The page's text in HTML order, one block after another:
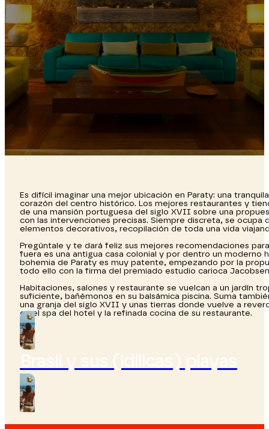
Es difícil imaginar una mejor ubicación en Paraty: una
corazón del centro histórico. Los mejores restaurantes y
de una mansión portuguesa del siglo XVII sobre una
con las intervenciones precisas. Siempre discreta, se
elementos decorativos, recopilación de toda una vida
Pregúntale y te dará feliz sus mejores recomendaciones
fuera es una antigua casa colonial y por dentro un
bohemia de Paraty es muy patente, empezando por la
todo ello con la firma del premiado estudio carioca
Habitaciones, salones y restaurante se vuelcan a un jardín
suficiente, bañémonos en su balsámica piscina. Suma
una granja del siglo XVII y unas tierras donde vuelve a
en el spa del hotel y la refinada cocina de su restaurante.
Brasil y sus (idílicas) playas